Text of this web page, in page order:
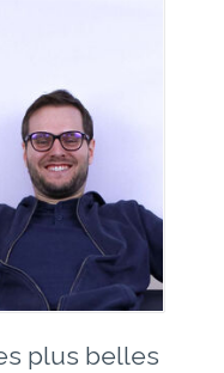
plus belles